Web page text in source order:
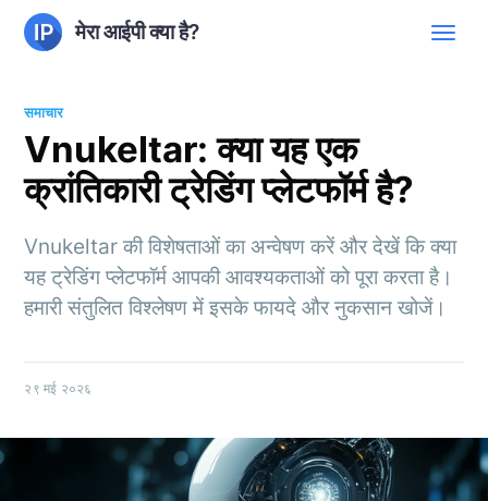
मेरा आईपी क्या है?
समाचार
Vnukeltar: क्या यह एक
क्रांतिकारी ट्रेडिंग प्लेटफॉर्म है?
Vnukeltar की विशेषताओं का अन्वेषण करें और देखें कि क्या
यह ट्रेडिंग प्लेटफॉर्म आपकी आवश्यकताओं को पूरा करता है।
हमारी संतुलित विश्लेषण में इसके फायदे और नुकसान खोजें।
२९ मई २०२६